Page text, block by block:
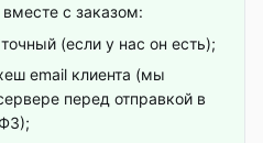
с заказом:
(если у нас он есть);
email клиента (мы
перед отправкой в